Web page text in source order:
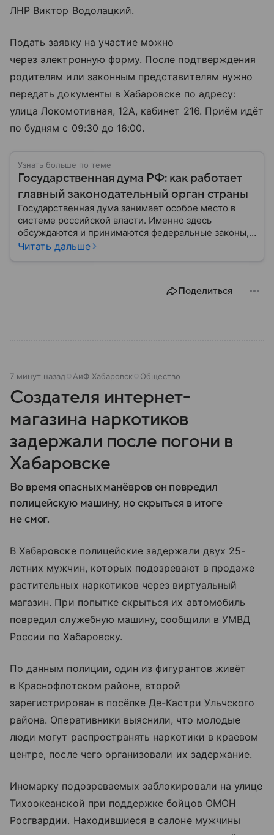
ЛНР Виктор Водолацкий.
Подать заявку на участие можно
через электронную форму. После подтверждения
родителям или законным представителям нужно
передать документы в Хабаровске по адресу:
улица Локомотивная, 12А, кабинет 216. Приём идёт
по будням с 09:30 до 16:00.
Узнать больше по теме
Государственная дума РФ: как работает
главный законодательный орган страны
Государственная дума занимает особое место в
системе российской власти. Именно здесь
обсуждаются и принимаются федеральные законы,
определяющие развитие государства, экономики и
Разбираемся, как устроена Госдума, какие
Читать дальше
Поделиться
7 минут назад АиФ Хабаровск Общество
Создателя интернет-
магазина наркотиков
задержали после погони в
Хабаровске
Во время опасных манёвров он повредил
полицейскую машину, но скрыться в итоге
не смог.
В Хабаровске полицейские задержали двух 25-
летних мужчин, которых подозревают в продаже
растительных наркотиков через виртуальный
магазин. При попытке скрыться их автомобиль
повредил служебную машину, сообщили в УМВД
России по Хабаровску.
По данным полиции, один из фигурантов живёт
в Краснофлотском районе, второй
зарегистрирован в посёлке Де-Кастри Ульчского
района. Оперативники выяснили, что молодые
люди могут распространять наркотики в краевом
центре, после чего организовали их задержание.
Иномарку подозреваемых заблокировали на улице
Тихоокеанской при поддержке бойцов ОМОН
Росгвардии. Находившиеся в салоне мужчины